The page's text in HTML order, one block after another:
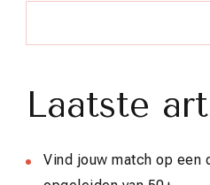
Laatste
Vind jouw match op een